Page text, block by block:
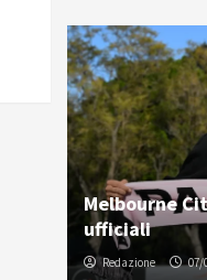
Melbourne
ufficiali
Redazione 07/